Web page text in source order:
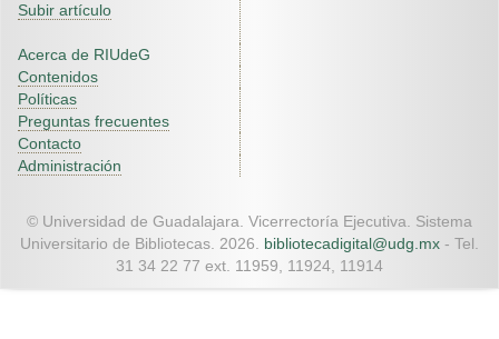
Subir artículo
Acerca de RIUdeG
Contenidos
Políticas
Preguntas frecuentes
Contacto
Administración
© Universidad de Guadalajara. Vicerrectoría Ejecutiva. Sistema
Universitario de Bibliotecas. 2026. bibliotecadigital@udg.mx - Tel.
31 34 22 77 ext. 11959, 11924, 11914